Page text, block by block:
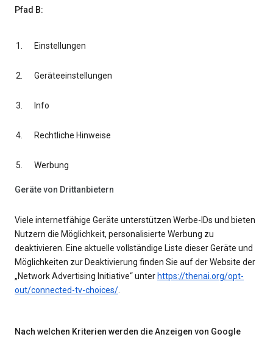
Pfad B:
Einstellungen
Geräteeinstellungen
Info
Rechtliche Hinweise
Werbung
Geräte von Drittanbietern
Viele internetfähige Geräte unterstützen Werbe-IDs und bieten
Nutzern die Möglichkeit, personalisierte Werbung zu
deaktivieren. Eine aktuelle vollständige Liste dieser Geräte und
Möglichkeiten zur Deaktivierung finden Sie auf der Website der
„Network Advertising Initiative“ unter https://thenai.org/opt-
out/connected-tv-choices/.
Nach welchen Kriterien werden die Anzeigen von Google